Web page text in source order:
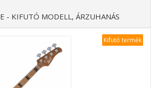
- KIFUTÓ MODELL, ÁRZUHANÁS
Kifutó termék